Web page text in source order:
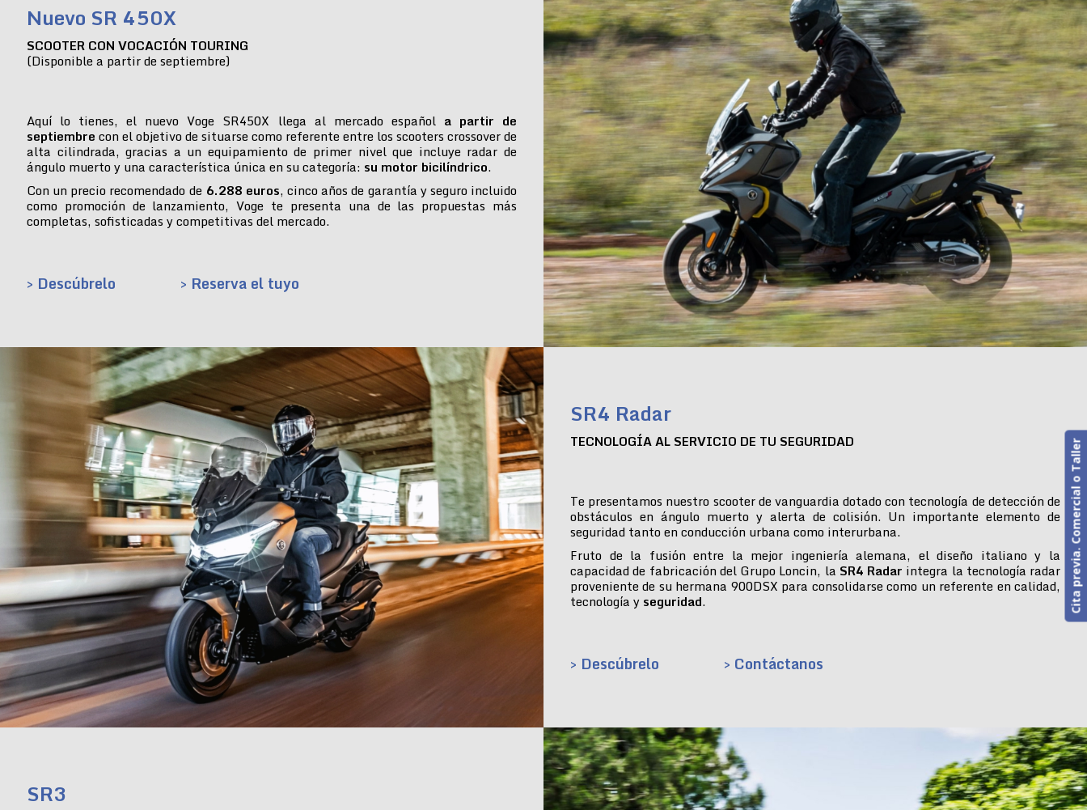
Nuevo SR 450X
SCOOTER CON VOCACIÓN TOURING
(Disponible a partir de septiembre)
Aquí lo tienes, el nuevo Voge SR450X llega al mercado español a partir de
septiembre con el objetivo de situarse como referente entre los scooters crossover de
alta cilindrada, gracias a un equipamiento de primer nivel que incluye radar de
ángulo muerto y una característica única en su categoría: su motor bicilíndrico.
Con un precio recomendado de 6.288 euros, cinco años de garantía y seguro incluido
como promoción de lanzamiento, Voge te presenta una de las propuestas más
completas, sofisticadas y competitivas del mercado.
> Descúbrelo > Reserva el tuyo
SR4 Radar
TECNOLOGÍA AL SERVICIO DE TU SEGURIDAD
Te presentamos nuestro scooter de vanguardia dotado con tecnología de detección de
obstáculos en ángulo muerto y alerta de colisión. Un importante elemento de
seguridad tanto en conducción urbana como interurbana.
Fruto de la fusión entre la mejor ingeniería alemana, el diseño italiano y la
capacidad de fabricación del Grupo Loncin, la SR4 Radar integra la tecnología radar
proveniente de su hermana 900DSX para consolidarse como un referente en calidad,
tecnología y seguridad.
> Descúbrelo > Contáctanos
SR3
Cita previa. Comercial o Taller